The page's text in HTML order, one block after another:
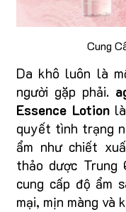
Cung
Da khô luôn là
người gặp phải.
Essence Lotionlà
quyết tình trạng
ẩm như chiết
thảo dược Trung
cung cấp độ ẩm
mại, mịn màng và